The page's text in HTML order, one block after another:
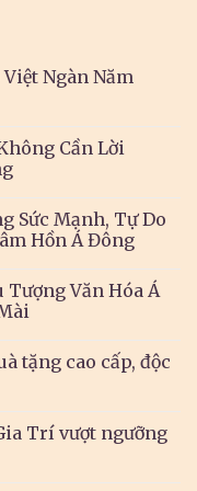
Ngàn Năm
Cần Lời
Sức Mạnh, Tự Do
Hồn Á Đông
Tượng Văn Hóa Á
tặng cao cấp, độc
Trí vượt ngưỡng